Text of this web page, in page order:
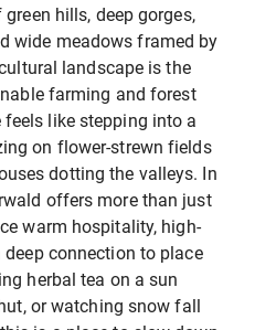
über
einfach zugänglichen
für berufliche
macht.
eingehen
die Teilnehmenden
als auch ihre
Sie kehren inspiriert
um eine spannende, auf
Bildung umzusetzen.
hills, deep gorges,
wide meadows framed by
landscape is the
farming and forest
like stepping into a
on flower-strewn fields
dotting the valleys. In
offers more than just
warm hospitality, high-
connection to place
herbal tea on a sun
or watching snow fall